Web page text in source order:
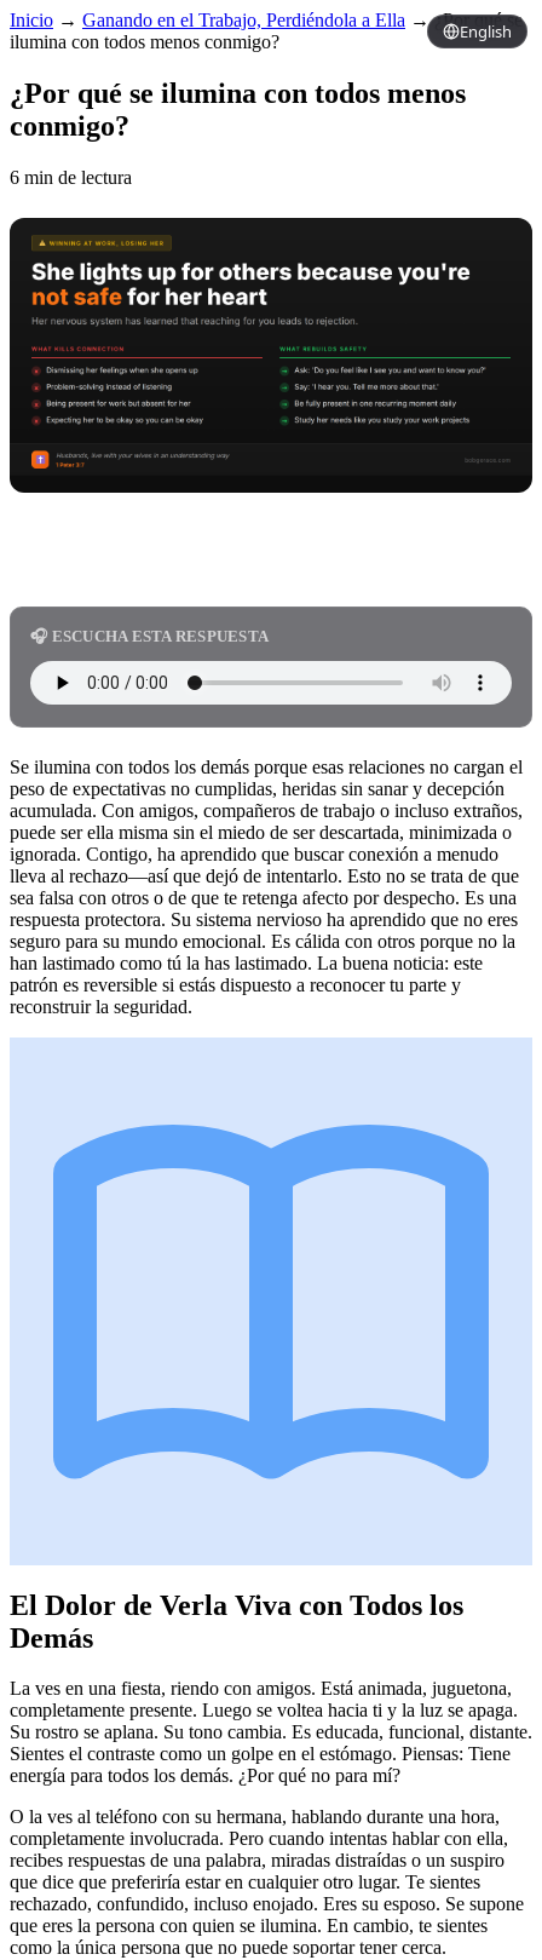
English
Inicio → Ganando en el Trabajo, Perdiéndola a Ella →¿Por qué se
ilumina con todos menos conmigo?
¿Por qué se ilumina con todos menos
conmigo?
6 min de lectura
🎧 ESCUCHA ESTA RESPUESTA
Se ilumina con todos los demás porque esas relaciones no cargan el
peso de expectativas no cumplidas, heridas sin sanar y decepción
acumulada. Con amigos, compañeros de trabajo o incluso extraños,
puede ser ella misma sin el miedo de ser descartada, minimizada o
ignorada. Contigo, ha aprendido que buscar conexión a menudo
lleva al rechazo—así que dejó de intentarlo. Esto no se trata de que
sea falsa con otros o de que te retenga afecto por despecho. Es una
respuesta protectora. Su sistema nervioso ha aprendido que no eres
seguro para su mundo emocional. Es cálida con otros porque no la
han lastimado como tú la has lastimado. La buena noticia: este
patrón es reversible si estás dispuesto a reconocer tu parte y
reconstruir la seguridad.
El Dolor de Verla Viva con Todos los
Demás
La ves en una fiesta, riendo con amigos. Está animada, juguetona,
completamente presente. Luego se voltea hacia ti y la luz se apaga.
Su rostro se aplana. Su tono cambia. Es educada, funcional, distante.
Sientes el contraste como un golpe en el estómago. Piensas: Tiene
energía para todos los demás. ¿Por qué no para mí?
O la ves al teléfono con su hermana, hablando durante una hora,
completamente involucrada. Pero cuando intentas hablar con ella,
recibes respuestas de una palabra, miradas distraídas o un suspiro
que dice que preferiría estar en cualquier otro lugar. Te sientes
rechazado, confundido, incluso enojado. Eres su esposo. Se supone
que eres la persona con quien se ilumina. En cambio, te sientes
como la única persona que no puede soportar tener cerca.